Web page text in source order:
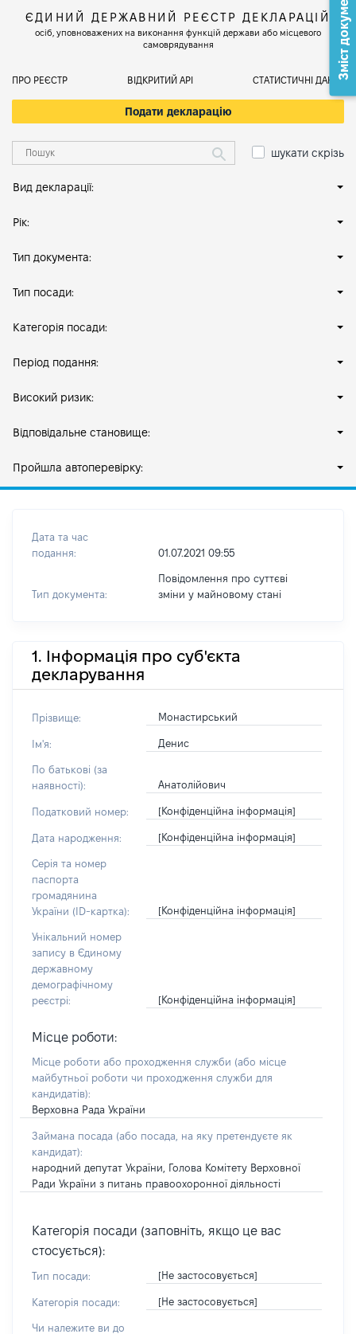
ЄДИНИЙ ДЕРЖАВНИЙ РЕЄСТР ДЕКЛАРАЦІЙ
осіб, уповноважених на виконання функцій держави або місцевого
самоврядування
ПРО РЕЄСТР ВІДКРИТИЙ АРІ СТАТИСТИЧНІ ДАНІ
Подати декларацію
шукати скрізь
Вид декларації:
Рік:
Тип документа:
Тип посади:
Категорія посади:
Період подання:
Високий ризик:
Відповідальне становище:
Пройшла автоперевірку:
Дата та час
подання:
01.07.2021 09:55
Тип документа:
Повідомлення про суттєві
зміни y майновому стані
1. Інформація про суб'єкта
декларування
Прізвище: Монастирський
Ім'я: Денис
По батькові (за
наявності):
Анатолійович
Податковий номер: [Конфіденційна інформація]
Дата народження: [Конфіденційна інформація]
Серія та номер
паспорта
громадянина
України (ID-картка):
[Конфіденційна інформація]
Унікальний номер
запису в Єдиному
державному
демографічному
реєстрі:
[Конфіденційна інформація]
Місце роботи:
Місце роботи або проходження служби (або місце
майбутньої роботи чи проходження служби для
кандидатів):
Верховна Рада України
Займана посада (або посада, на яку претендуєте як
кандидат):
народний депутат України, Голова Комітету Верховної
Ради України з питань правоохоронної діяльності
Категорія посади (заповніть, якщо це вас
стосується):
Тип посади: [Не застосовується]
Категорія посади: [Не застосовується]
Чи належите ви до
Зміст документа